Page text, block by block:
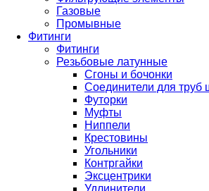
Газовые
Промывные
Фитинги
Фитинги
Резьбовые латунные
Сгоны и бочонки
Соединители для труб
Футорки
Муфты
Ниппели
Крестовины
Угольники
Контргайки
Эксцентрики